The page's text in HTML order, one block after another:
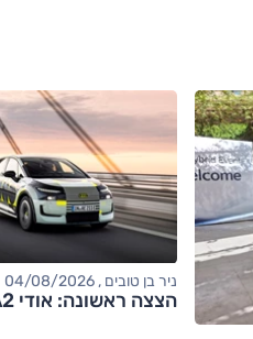
ניר בן טובים , 04/08/2026
הצצה ראשונה: אודי A2 החדשה